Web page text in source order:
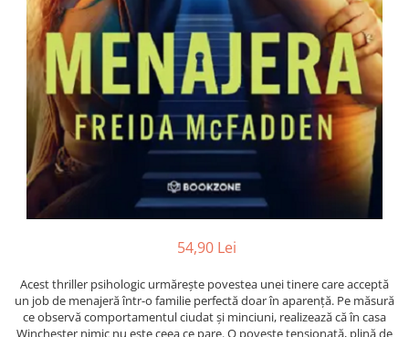
Carnete pentru elevi
Lupe și articole educative
Foarfece școlare
Globuri pământești
Cutii sandwich și caserole
Umbrele pentru copii
Termosuri
Pahare și sticle pentru scoală
Cutii pentru depozitare
Caiete matematică
Caiete muzică
Caiete geografie și biologie
54,90 Lei
Acest thriller psihologic urmărește povestea unei tinere care acceptă
un job de menajeră într-o familie perfectă doar în aparență. Pe măsură
ce observă comportamentul ciudat și minciuni, realizează că în casa
Winchester nimic nu este ceea ce pare. O poveste tensionată, plină de